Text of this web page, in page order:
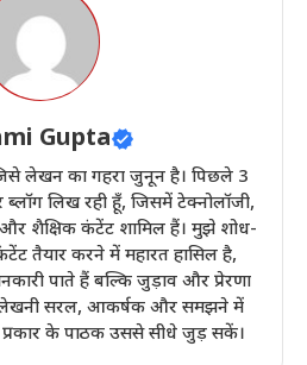
Gupta
लेखन का गहरा जुनून है। पिछले 3
ब्लॉग लिख रही हूँ, जिसमें टेक्नोलॉजी,
शैक्षिक कंटेंट शामिल हैं। मुझे शोध-
तैयार करने में महारत हासिल है,
पाते हैं बल्कि जुड़ाव और प्रेरणा
लेखनी सरल, आकर्षक और समझने में
प्रकार के पाठक उससे सीधे जुड़ सकें।